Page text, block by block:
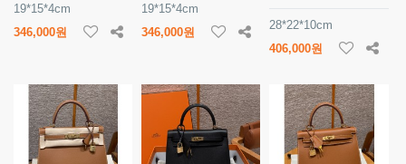
19*15*4cm
346,000원
19*15*4cm
346,000원
28*22*10cm
406,000원